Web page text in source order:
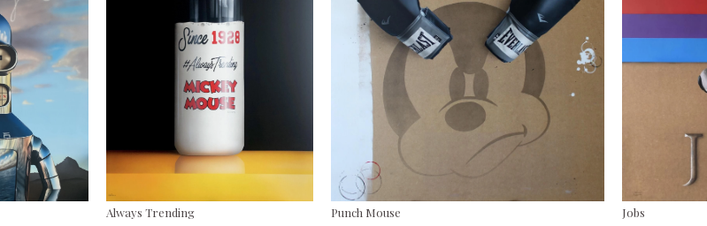
Always Trending Punch Mouse Jobs